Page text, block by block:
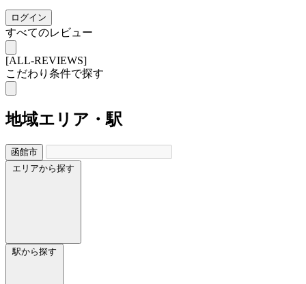
ログイン
すべてのレビュー
[ALL-REVIEWS]
こだわり条件で探す
地域エリア・駅
函館市
エリアから探す
駅から探す